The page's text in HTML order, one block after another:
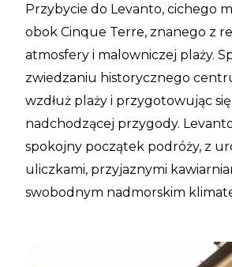
Przybycie do Levanto, cichego
obok Cinque Terre, znanego z
atmosfery i malowniczej plaży.
zwiedzaniu historycznego
wzdłuż plaży i przygotowując
nadchodzącej przygody.
spokojny początek podróży, z
uliczkami, przyjaznymi
swobodnym nadmorskim